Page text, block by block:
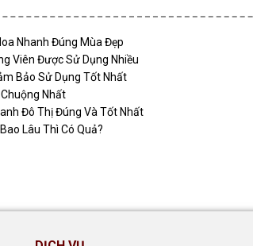
Nhanh Đúng Mùa Đẹp
Viên Được Sử Dụng Nhiều
Bảo Sử Dụng Tốt Nhất
Nhất
Đô Thị Đúng Và Tốt Nhất
Lâu Thì Có Quả?